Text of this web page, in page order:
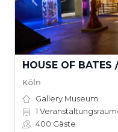
HOUSE OF BATES
Köln
Gallery Museum
1
400 Gäste